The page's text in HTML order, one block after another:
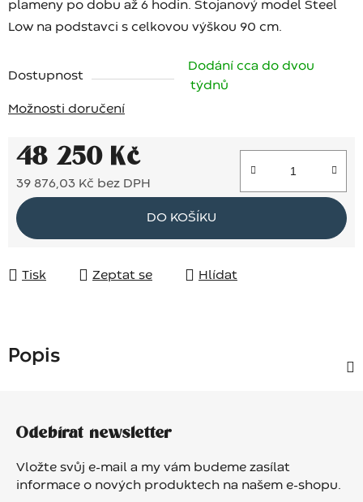
plameny po dobu až 6 hodin. Stojanový model Steel
Low na podstavci s celkovou výškou 90 cm.
Dostupnost
Dodání cca do dvou
týdnů
Možnosti doručení
48 250 Kč
39 876,03 Kč bez DPH
Měrná cena:
DO KOŠÍKU
Tisk Zeptat se Hlídat
Popis
Odebírat newsletter
Vložte svůj e-mail a my vám budeme zasílat
informace o nových produktech na našem e-shopu.